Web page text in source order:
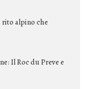
rito alpino che
Il Roc du Preve e